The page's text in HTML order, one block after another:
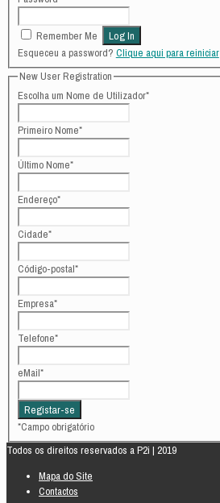
Remember Me
Esqueceu a password? Clique aqui para reiniciar
New User Registration
Escolha um Nome de Utilizador*
Primeiro Nome*
Último Nome*
Endereço*
Cidade*
Código-postal*
Empresa*
Telefone*
eMail*
*Campo obrigatório
Todos os direitos reservados a P2i | 2019
Mapa do Site
Contactos